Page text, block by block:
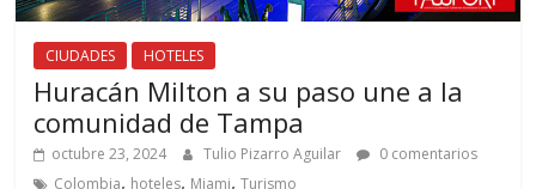
CIUDADES HOTELES
Huracán Milton a su paso une a la
comunidad de Tampa
octubre 23, 2024 Tulio Pizarro Aguilar
0 comentarios
Colombia, hoteles, Miami,Turismo